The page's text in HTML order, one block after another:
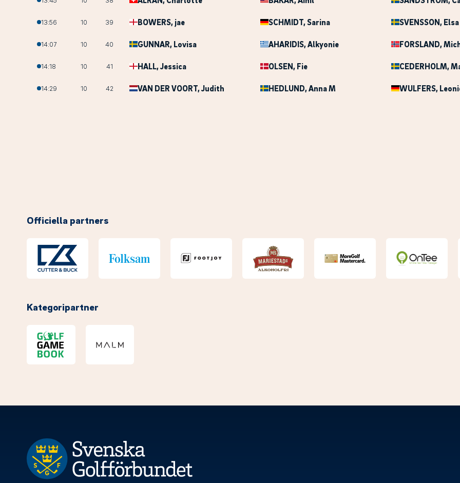
13:56 10 39 BOWERS, jae SCHMIDT, Sarina SVENSSON,
14:07 10 40 GUNNAR, Lovisa AHARIDIS, Alkyonie FORSLAND,
14:18 10 41 HALL, Jessica OLSEN, Fie CEDERHOLM,
14:29 10 42 VAN DER VOORT, Judith HEDLUND, Anna M WULFERS,
Officiella partners
Kategoripartner